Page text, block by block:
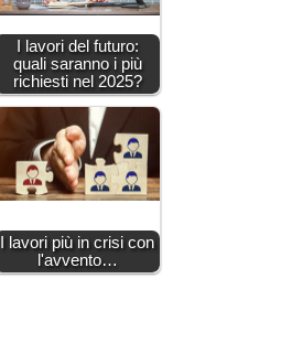
I lavori del futuro:
quali saranno i più
richiesti nel 2025?
I lavori più in crisi con
l'avvento…